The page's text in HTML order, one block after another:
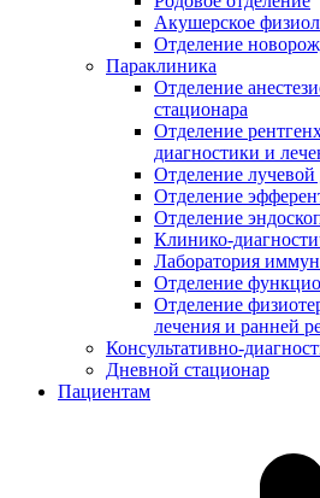
Акушерское
Отделение
Параклиника
Отделение
стационара
Отделение
диагностики и
Отделение лучевой
Отделение
Отделение
Клинико-
Лаборатория
Отделение
Отделение
лечения и ранней
Консультативно-
Дневной стационар
Пациентам